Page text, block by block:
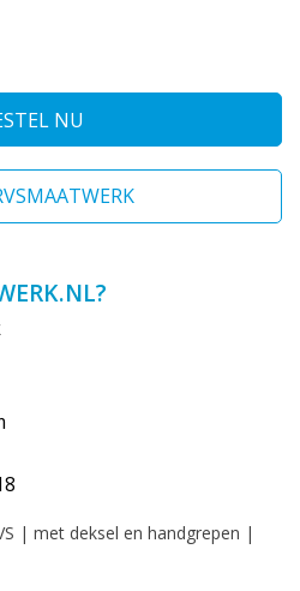
NU
| met deksel en handgrepen |